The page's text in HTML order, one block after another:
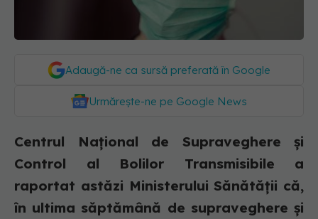
Adaugă-ne ca sursă preferată în Google
Urmărește-ne pe Google News
Centrul Național de Supraveghere și
Control al Bolilor Transmisibile a
raportat astăzi Ministerului Sănătății că,
în ultima săptămână de supraveghere și